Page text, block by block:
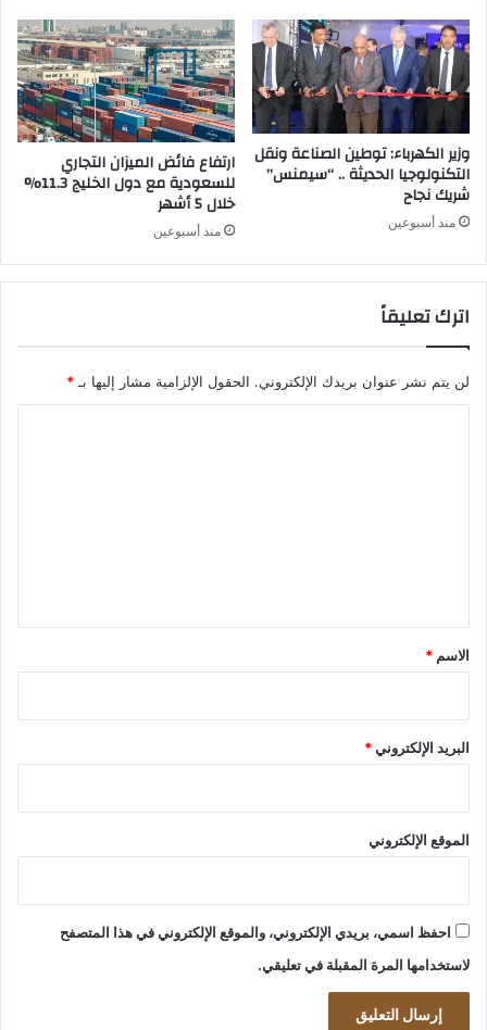
وزير الكهرباء: توطين الصناعة ونقل
التكنولوجيا الحديثة .. “سيمنس”
شريك نجاح
منذ أسبوعين
ارتفاع فائض الميزان التجاري
للسعودية مع دول الخليج 11.3%
خلال 5 أشهر
منذ أسبوعين
اترك تعليقاً
لن يتم نشر عنوان بريدك الإلكتروني. الحقول الإلزامية مشار إليها بـ *
*
الاسم *
البريد الإلكتروني*
الموقع الإلكتروني
احفظ اسمي، بريدي الإلكتروني، والموقع الإلكتروني في هذا المتصفح
لاستخدامها المرة المقبلة في تعليقي.